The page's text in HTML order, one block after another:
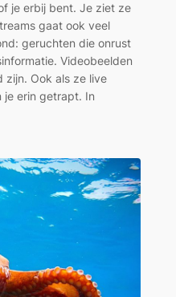
je erbij bent. Je ziet ze
gaat ook veel
geruchten die onrust
Videobeelden
zijn. Ook als ze live
je erin getrapt. In